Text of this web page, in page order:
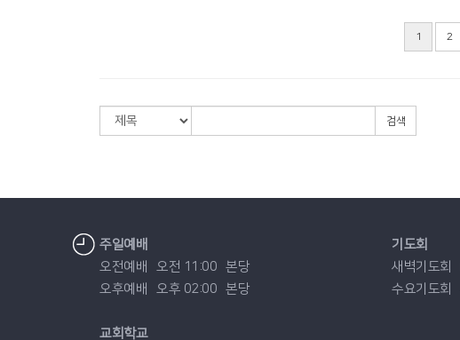
1 2
검색
주일예배
오전예배
오전 11:00 본당
오후예배
오후 02:00 본당
교회학교
기도회
새벽기도회
수요기도회